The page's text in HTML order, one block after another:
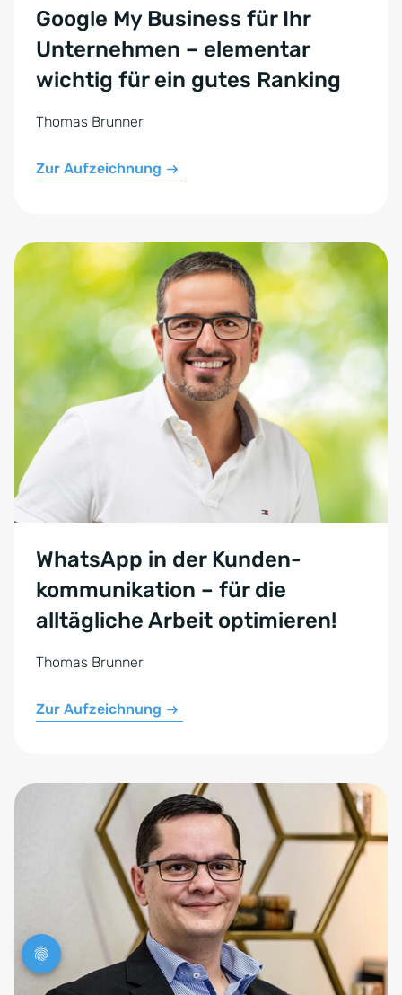
Google My Business für Ihr
Unternehmen – elementar
wichtig für ein gutes Ranking
Thomas Brunner
Zur Aufzeichnung
WhatsApp in der Kunden­
kommunikation – für die
alltägliche Arbeit optimieren!
Thomas Brunner
Zur Aufzeichnung